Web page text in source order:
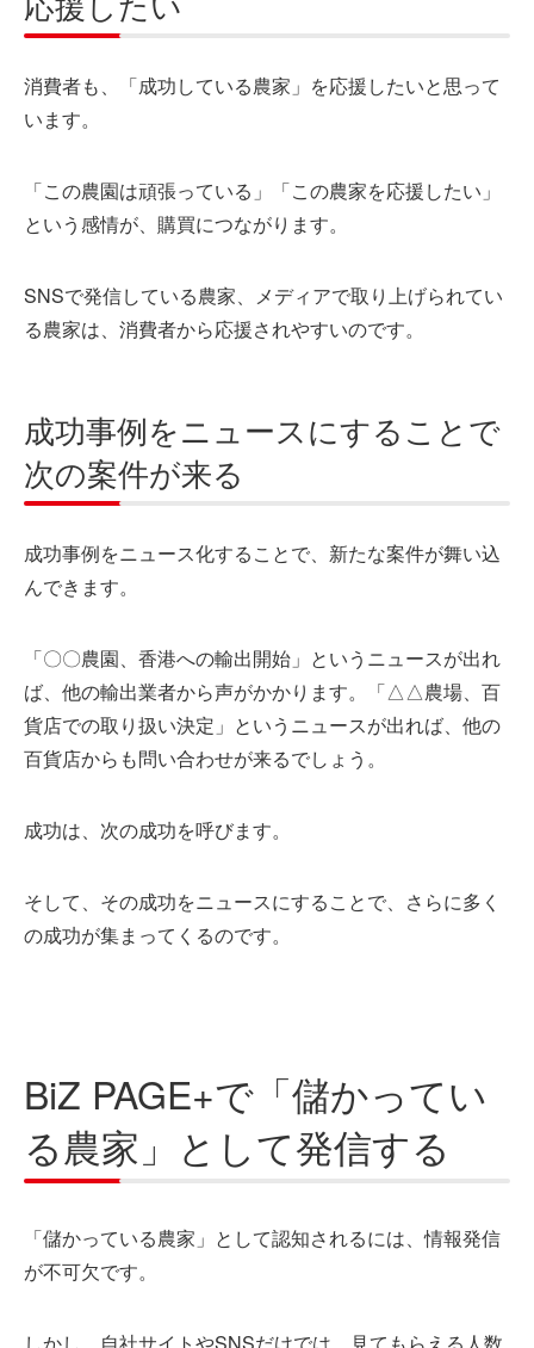
消費者も、「成功している農家」を応援したいと思って
います。
「この農園は頑張っている」「この農家を応援したい」
という感情が、購買につながります。
SNSで発信している農家、メディアで取り上げられてい
る農家は、消費者から応援されやすいのです。
成功事例をニュースにすることで
次の案件が来る
成功事例をニュース化することで、新たな案件が舞い込
んできます。
「〇〇農園、香港への輸出開始」というニュースが出れ
ば、他の輸出業者から声がかかります。「△△農場、百
貨店での取り扱い決定」というニュースが出れば、他の
百貨店からも問い合わせが来るでしょう。
成功は、次の成功を呼びます。
そして、その成功をニュースにすることで、さらに多く
の成功が集まってくるのです。
BiZ PAGE+で「儲かってい
る農家」として発信する
「儲かっている農家」として認知されるには、情報発信
が不可欠です。
しかし、自社サイトやSNSだけでは、見てもらえる人数